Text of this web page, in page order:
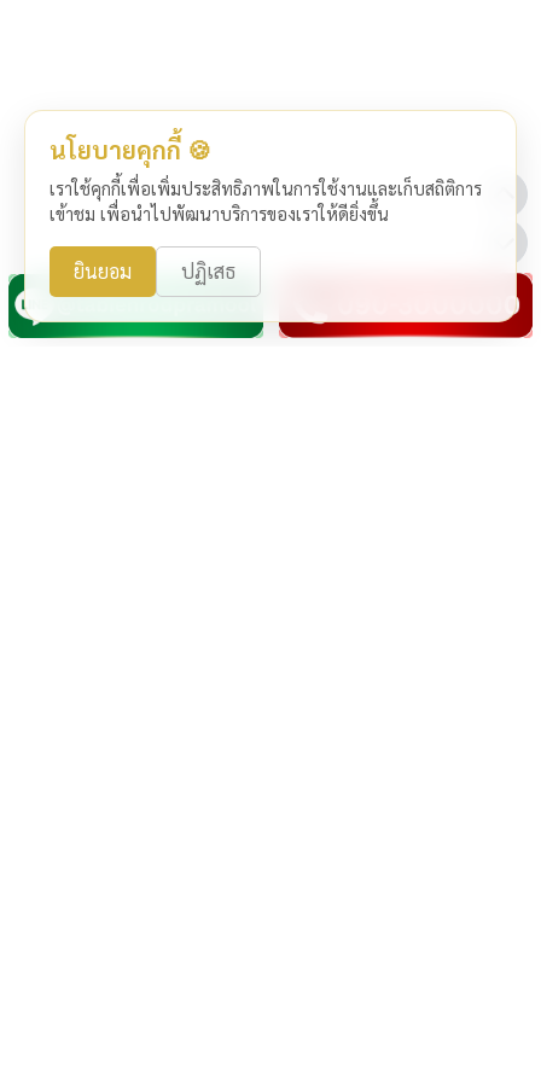
นโยบายคุกกี้ 🍪
เราใช้คุกกี้เพื่อเพิ่มประสิทธิภาพในการใช้งานและเก็บสถิติการ
เข้าชม เพื่อนำไปพัฒนาบริการของเราให้ดียิ่งขึ้น
ยินยอม ปฏิเสธ